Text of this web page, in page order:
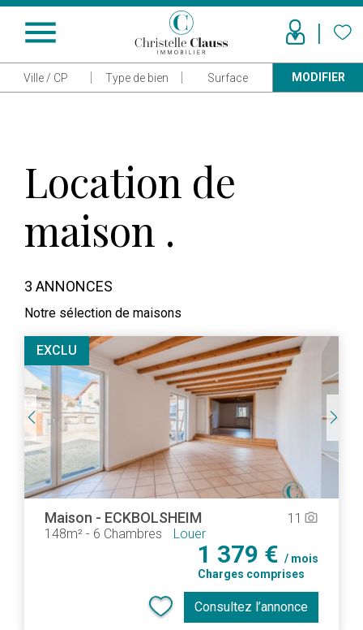
menu
Ville / CP Type de bien Surface MODIFIER
Location de
maison .
3 ANNONCES
Notre sélection de maisons
EXCLU
Maison - ECKBOLSHEIM
148m² - 6 Chambres Louer
11 camera_alt
1 379 € / mois
Charges comprises
Consultez l’annonce